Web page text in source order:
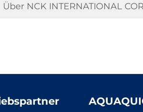
Über NCK INTERNATIONAL